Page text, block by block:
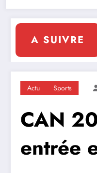
A SUIVRE
CÉRÉMONIE
Ouattara
Éléphants
Actu Sports
CAN
entrée